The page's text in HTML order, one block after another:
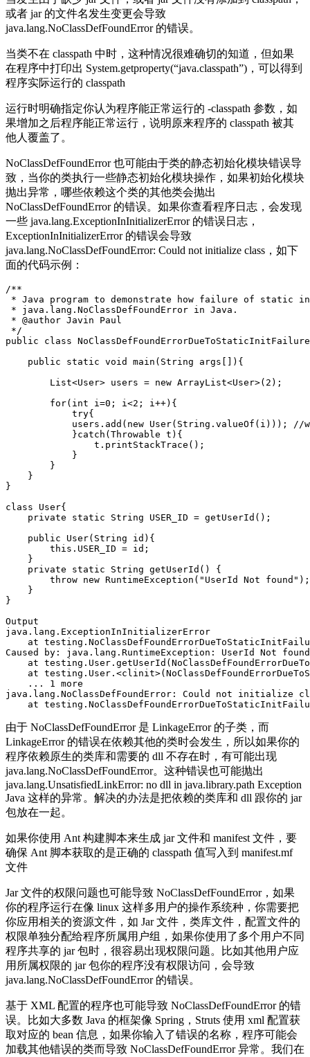
或者 jar 的文件名发生变更会导致
java.lang.NoClassDefFoundError 的错误。
当类不在 classpath 中时，这种情况很难确切的知道，但如果
在程序中打印出 System.getproperty(“java.classpath”)，可以得到
程序实际运行的 classpath
运行时明确指定你认为程序能正常运行的 -classpath 参数，如
果增加之后程序能正常运行，说明原来程序的 classpath 被其
他人覆盖了。
NoClassDefFoundError 也可能由于类的静态初始化模块错误导
致，当你的类执行一些静态初始化模块操作，如果初始化模块
抛出异常，哪些依赖这个类的其他类会抛出
NoClassDefFoundError 的错误。如果你查看程序日志，会发现
一些 java.lang.ExceptionInInitializerError 的错误日志，
ExceptionInInitializerError 的错误会导致
java.lang.NoClassDefFoundError: Could not initialize class，如下
面的代码示例：
/**
* Java program to demonstrate how failure of static
* java.lang.NoClassDefFoundError in Java.
* @author Javin Paul
*/
public class
    public static void main(String args[]){
        List<User> users = new ArrayList<User>(2);
        for(int i=0; i<2; i++){
            try{
users.add(new User(String.valueOf(i)));
            }catch(Throwable t){
                t.printStackTrace();
            }
        }
    }
}
class User{
    private static String USER_ID = getUserId();
    public User(String id){
        this.USER_ID = id;
    }
    private static String getUserId() {
        throw new RuntimeException("UserId Not found");
    }
}
Output
java.lang.ExceptionInInitializerError
at
Caused by: java.lang.RuntimeException: UserId Not found
at
at
    ... 1 more
java.lang.NoClassDefFoundError: Could not initialize
由于 NoClassDefFoundError 是 LinkageError 的子类，而
LinkageError 的错误在依赖其他的类时会发生，所以如果你的
程序依赖原生的类库和需要的 dll 不存在时，有可能出现
java.lang.NoClassDefFoundError。这种错误也可能抛出
java.lang.UnsatisfiedLinkError: no dll in java.library.path Exception
Java 这样的异常。解决的办法是把依赖的类库和 dll 跟你的 jar
包放在一起。
如果你使用 Ant 构建脚本来生成 jar 文件和 manifest 文件，要
确保 Ant 脚本获取的是正确的 classpath 值写入到 manifest.mf
文件
Jar 文件的权限问题也可能导致 NoClassDefFoundError，如果
你的程序运行在像 linux 这样多用户的操作系统种，你需要把
你应用相关的资源文件，如 Jar 文件，类库文件，配置文件的
权限单独分配给程序所属用户组，如果你使用了多个用户不同
程序共享的 jar 包时，很容易出现权限问题。比如其他用户应
用所属权限的 jar 包你的程序没有权限访问，会导致
java.lang.NoClassDefFoundError 的错误。
基于 XML 配置的程序也可能导致 NoClassDefFoundError 的错
误。比如大多数 Java 的框架像 Spring，Struts 使用 xml 配置获
取对应的 bean 信息，如果你输入了错误的名称，程序可能会
加载其他错误的类而导致 NoClassDefFoundError 异常。我们在